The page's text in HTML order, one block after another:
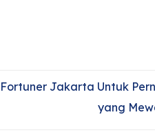
Jakarta Untuk
yang